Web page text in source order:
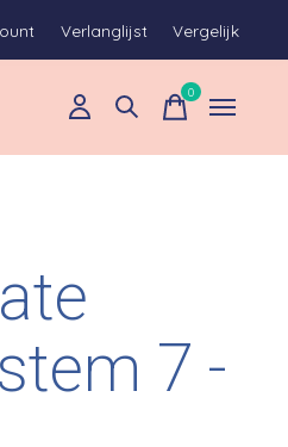
Verlanglijst Vergelijk
0items
7 -